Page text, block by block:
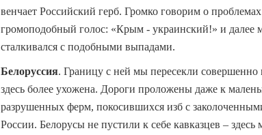
венчает Российский герб. Громко говорим о
громоподобный голос: «Крым - украинский!» и далее
сталкивался с подобными выпадами.
Белоруссия. Границу с ней мы пересекли совершенно
здесь более ухожена. Дороги проложены даже к
разрушенных ферм, покосившихся изб с
России. Белорусы не пустили к себе кавказцев –